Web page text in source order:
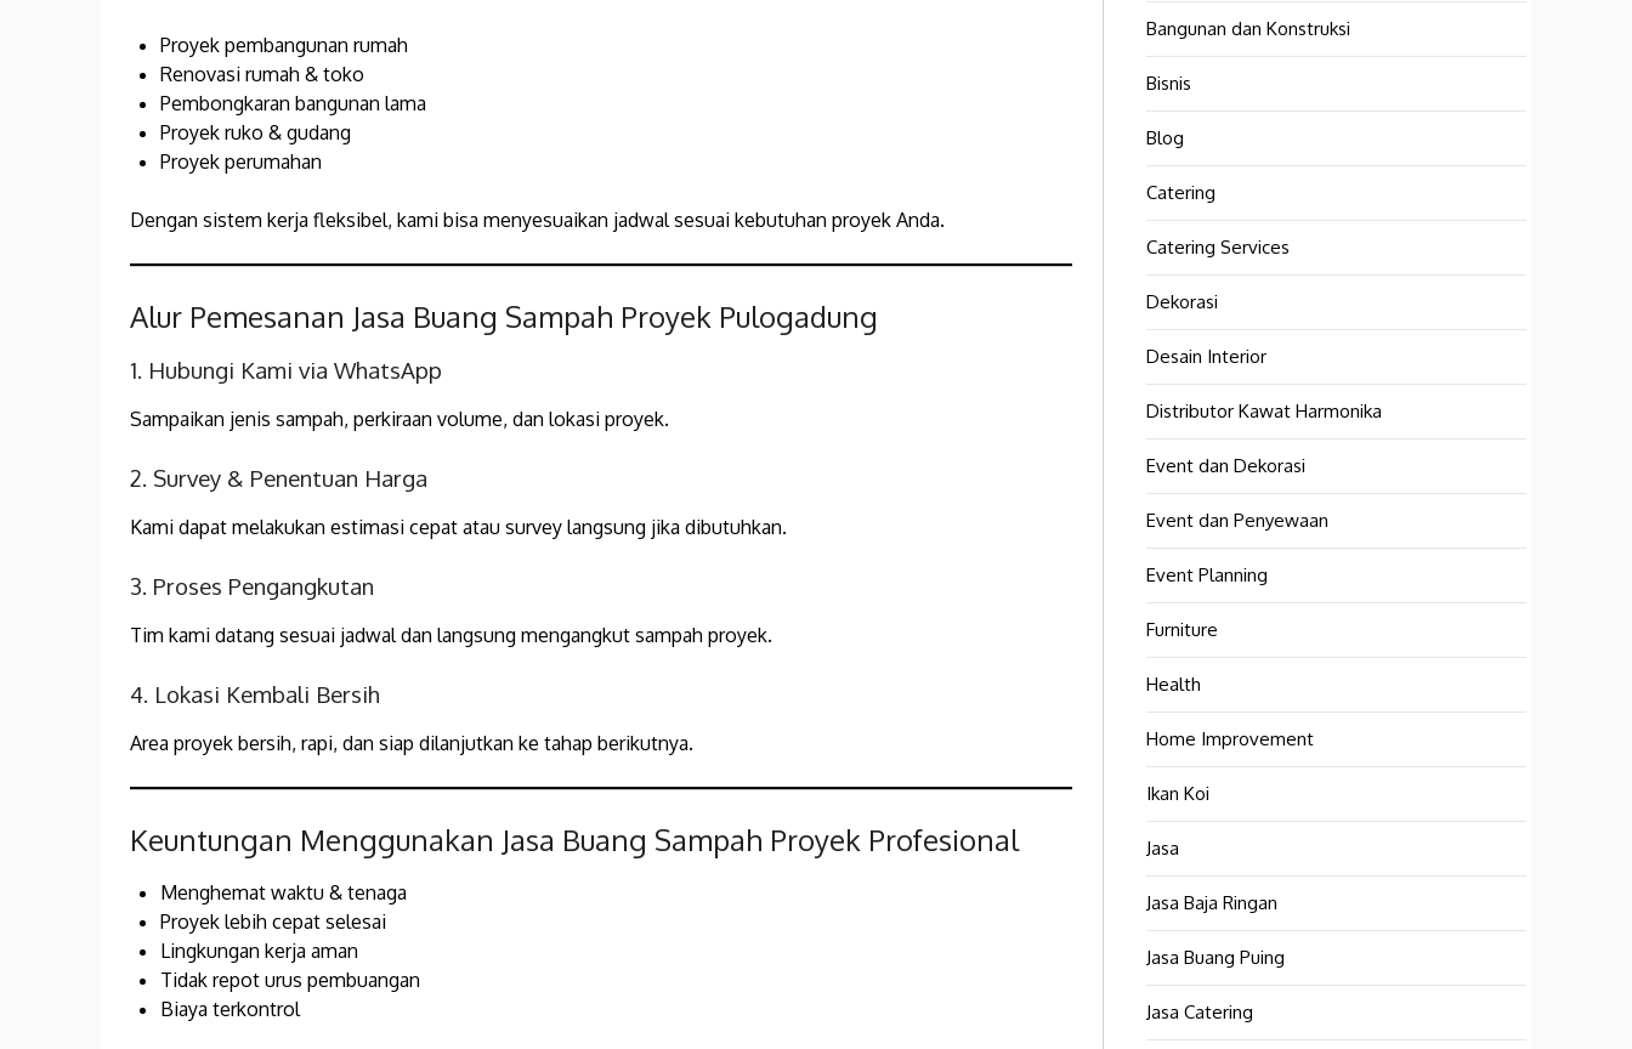
Proyek pembangunan rumah
Renovasi rumah & toko
Pembongkaran bangunan lama
Proyek ruko & gudang
Proyek perumahan
Dengan sistem kerja fleksibel, kami bisa menyesuaikan jadwal sesuai kebutuhan proyek Anda.
Alur Pemesanan Jasa Buang Sampah Proyek Pulogadung
1. Hubungi Kami via WhatsApp
Sampaikan jenis sampah, perkiraan volume, dan lokasi proyek.
2. Survey & Penentuan Harga
Kami dapat melakukan estimasi cepat atau survey langsung jika dibutuhkan.
3. Proses Pengangkutan
Tim kami datang sesuai jadwal dan langsung mengangkut sampah proyek.
4. Lokasi Kembali Bersih
Area proyek bersih, rapi, dan siap dilanjutkan ke tahap berikutnya.
Keuntungan Menggunakan Jasa Buang Sampah Proyek Profesional
Menghemat waktu & tenaga
Proyek lebih cepat selesai
Lingkungan kerja aman
Tidak repot urus pembuangan
Biaya terkontrol
Bangunan dan Konstruksi
Bisnis
Blog
Catering
Catering Services
Dekorasi
Desain Interior
Distributor Kawat Harmonika
Event dan Dekorasi
Event dan Penyewaan
Event Planning
Furniture
Health
Home Improvement
Ikan Koi
Jasa
Jasa Baja Ringan
Jasa Buang Puing
Jasa Catering